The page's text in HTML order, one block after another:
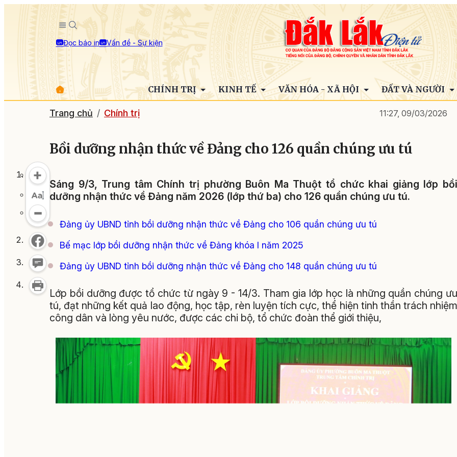
Đọc báo in Vấn đề - Sự kiện
CHÍNH TRỊ KINH TẾ VĂN HÓA - XÃ HỘI ĐẤT VÀ NGƯỜI
Trang chủ Chính trị 11:27, 09/03/2026
Bồi dưỡng nhận thức về Đảng cho 126 quần chúng ưu tú
Sáng 9/3, Trung tâm Chính trị phường Buôn Ma Thuột tổ chức khai giảng lớp bồi
dưỡng nhận thức về Đảng năm 2026 (lớp thứ ba) cho 126 quần chúng ưu tú.
Đảng ủy UBND tỉnh bồi dưỡng nhận thức về Đảng cho 106 quần chúng ưu tú
Bế mạc lớp bồi dưỡng nhận thức về Đảng khóa I năm 2025
Đảng ủy UBND tỉnh bồi dưỡng nhận thức về Đảng cho 148 quần chúng ưu tú
Lớp bồi dưỡng được tổ chức từ ngày 9 - 14/3. Tham gia lớp học là những quần chúng ưu
tú, đạt những kết quả lao động, học tập, rèn luyện tích cực, thể hiện tinh thần trách nhiệm
công dân và lòng yêu nước, được các chi bộ, tổ chức đoàn thể giới thiệu,